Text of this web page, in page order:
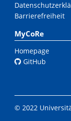
Barrierefreiheit
MyCoRe
Homepage
GitHub
© 2022